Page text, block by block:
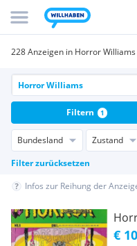
228 Anzeigen in Horror Williams
Bundesland Zustand
Filter zurücksetzen
Filtern 1
Infos zur Reihung der
€ 10